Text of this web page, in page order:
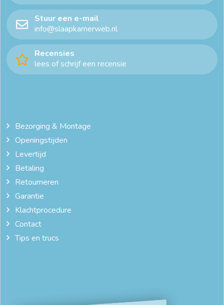
Stuur een e-mail
info@slaapkamerweb.nl
Recensies
lees of schrijf een recensie
Bezorging & Montage
Openingstijden
Levertijd
Betaling
Retourneren
Garantie
Klachtprocedure
Contact
Tips en trucs